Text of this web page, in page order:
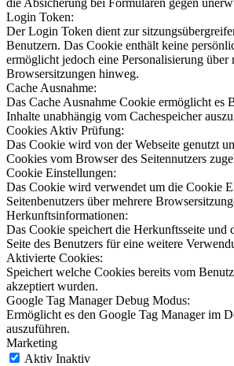
Login Token:
Der Login Token dient zur
Benutzern. Das Cookie enthält keine
ermöglicht jedoch eine Personalisierung über
Browsersitzungen hinweg.
Cache Ausnahme:
Das Cache Ausnahme Cookie ermöglicht es
Inhalte unabhängig vom Cachespeicher
Cookies Aktiv Prüfung:
Das Cookie wird von der Webseite genutzt
Cookies vom Browser des Seitennutzers
Cookie Einstellungen:
Das Cookie wird verwendet um die Cookie
Seitenbenutzers über mehrere
Herkunftsinformationen:
Das Cookie speichert die Herkunftsseite und
Seite des Benutzers für eine weitere
Aktivierte Cookies:
Speichert welche Cookies bereits vom
akzeptiert wurden.
Google Tag Manager Debug Modus:
Ermöglicht es den Google Tag Manager im
auszuführen.
Marketing
Aktiv Inaktiv